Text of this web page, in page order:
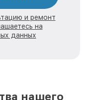
и ремонт
на
данных
нашего